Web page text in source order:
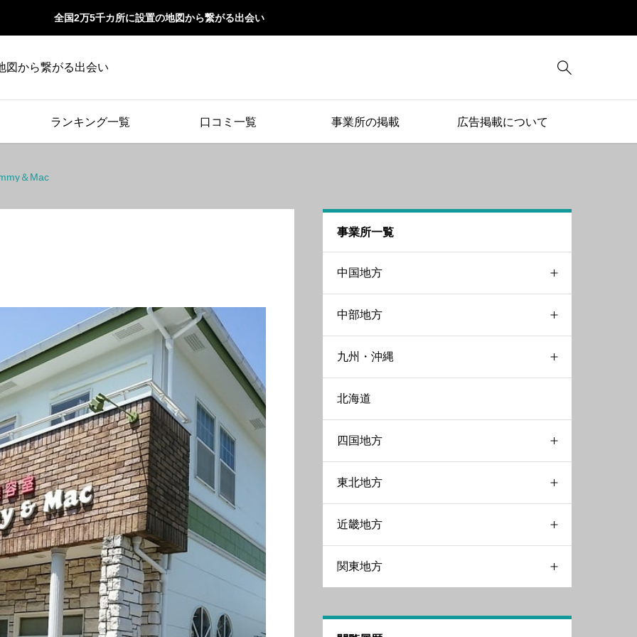
全国2万5千カ所に設置の地図から繋がる出会い
図から繋がる出会い 
ランキング一覧 口コミ一覧 事業所の掲載 広告掲載について
＆Mac
事業所一覧
中国地方
岡山県
広島県
鳥取県
中部地方
富山県
山梨県
岐阜県
愛知県
新潟県
石川県
九州・沖縄
大分県
宮崎県
沖縄県
福岡県
長崎県
北海道
四国地方
徳島県
愛媛県
東北地方
宮城県
山形県
近畿地方
三重県
関東地方